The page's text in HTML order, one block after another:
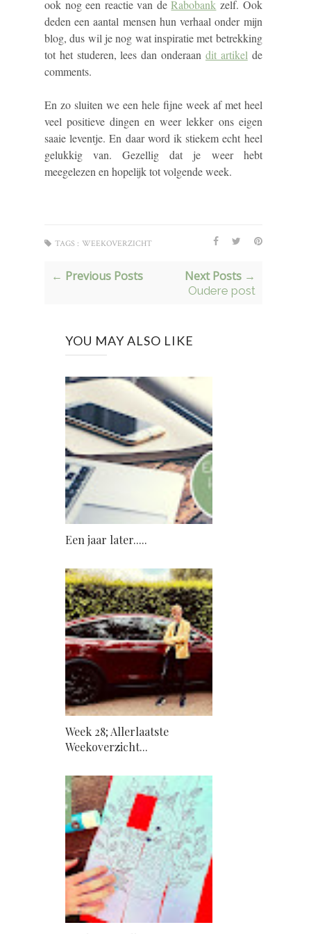
ook nog een reactie van deRabobank zelf. Ook
deden een aantal mensen hun verhaal onder mijn
blog, dus wil je nog wat inspiratie met betrekking
tot het studeren, lees dan onderaan dit artikelde
comments.
En zo sluiten we een hele fijne week af met heel
veel positieve dingen en weer lekker ons eigen
saaie leventje. En daar word ik stiekem echt heel
gelukkig van. Gezellig dat je weer hebt
meegelezen en hopelijk tot volgende week.
TAGS : WEEKOVERZICHT
← Previous Posts Next Posts →
Oudere post
YOU MAY ALSO LIKE
Een jaar later.....
Week 28; Allerlaatste
Weekoverzicht...